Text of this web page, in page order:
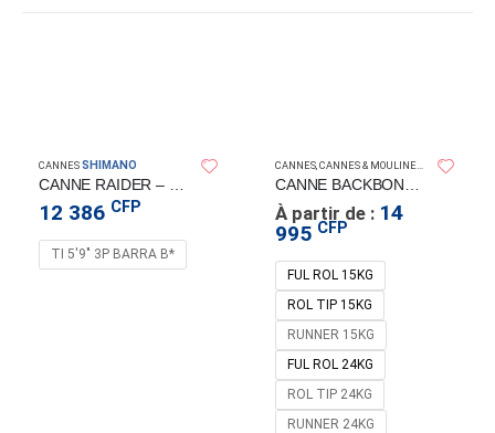
CANNESSHIMANO
CANNE RAIDER – SHIMANO
12 386 CFP
TI 5'9" 3P BARRA B*
CANNES,CANNES & MOULINETS SHIMANO
CANNE BACKBONE ELIT
À partir de : 14
995 CFP
FUL ROL 15KG
ROL TIP 15KG
RUNNER 15KG
FUL ROL 24KG
ROL TIP 24KG
RUNNER 24KG